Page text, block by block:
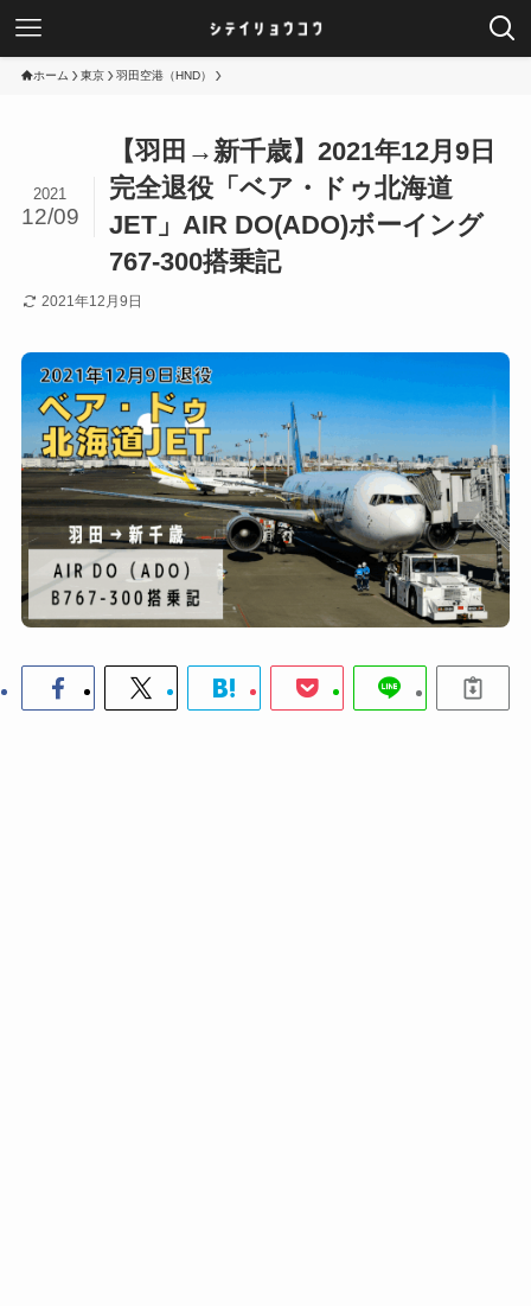
ホーム 東京 羽田空港（HND）
【羽田→新千歳】2021年12月9日
完全退役「ベア・ドゥ北海道
JET」AIR DO(ADO)ボーイング
767-300搭乗記
2021
12/09
2021年12月9日